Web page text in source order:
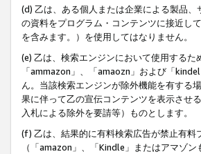
(d) 乙は、ある個人または企業による製品
の資料をプログラム・コンテンツに接近し
を含みます。）を使用してはなりません。
(e) 乙は、検索エンジンにおいて使用するた
「ammazon」、「amaozn」および「
ん。当該検索エンジンが除外機能を有する
果に伴って乙の宣伝コンテンツを表示させ
入札による除外を要請等）ものとします。
(f) 乙は、結果的に有料検索広告が禁止有料
（「amazon」、「Kindle」またはアマゾ